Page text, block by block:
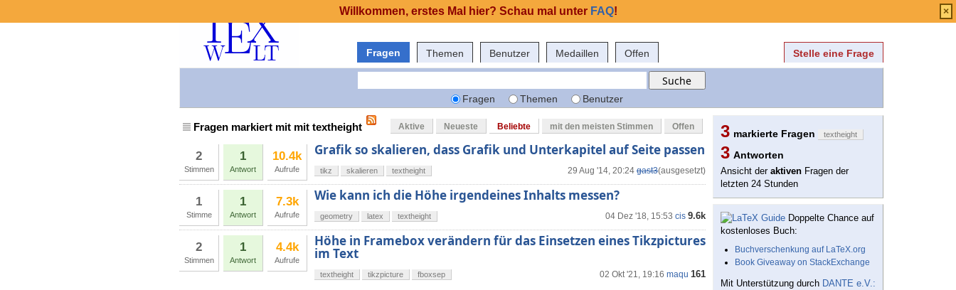
Fragen Themen Benutzer Medaillen Offen Stelle eine Frage
Fragen Themen Benutzer
Fragen markiert mit mit textheight Aktive Neueste Beliebte mit den meisten Stimmen Offen
2
Stimmen
1
Antwort
10.4k
Aufrufe
Grafik so skalieren, dass Grafik und Unterkapitel auf Seite passen
29 Aug '14, 20:24 gast3(ausgesetzt)
tikz skalieren textheight
1
Stimme
1
Antwort
7.3k
Aufrufe
Wie kann ich die Höhe irgendeines Inhalts messen?
04 Dez '18, 15:53 cis 9.6k
geometry latex textheight
2
Stimmen
1
Antwort
4.4k
Aufrufe
Höhe in Framebox verändern für das Einsetzen eines Tikzpictures
im Text
02 Okt '21, 19:16 maqu 161
textheight tikzpicture fboxsep
3 markierte Fragen textheight
3 Antworten
Ansicht der aktiven Fragen der
letzten 24 Stunden
Doppelte Chance auf
kostenloses Buch:
Buchverschenkung auf LaTeX.org
Book Giveaway on StackExchange
Mit Unterstützung durch DANTE e.V.:
Willkommen, erstes Mal hier? Schau mal unter FAQ! ×